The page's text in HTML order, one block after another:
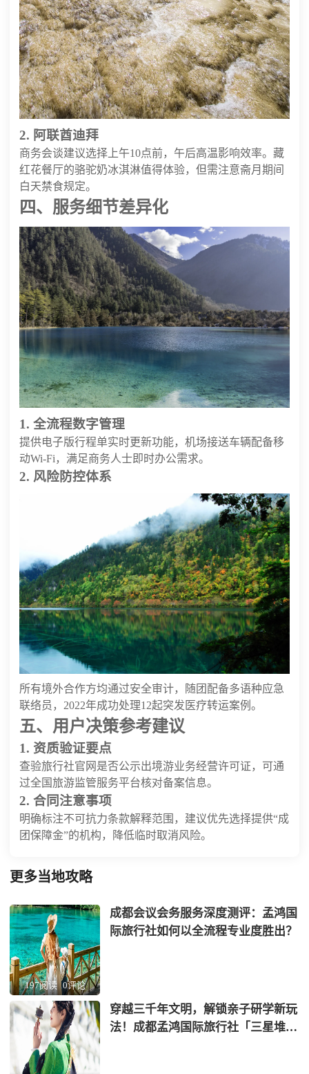
2. 阿联酋迪拜
商务会谈建议选择上午10点前，午后高温影响效率。藏
红花餐厅的骆驼奶冰淇淋值得体验，但需注意斋月期间
白天禁食规定。
四、服务细节差异化
1. 全流程数字管理
提供电子版行程单实时更新功能，机场接送车辆配备移
动Wi-Fi，满足商务人士即时办公需求。
2. 风险防控体系
所有境外合作方均通过安全审计，随团配备多语种应急
联络员，2022年成功处理12起突发医疗转运案例。
五、用户决策参考建议
1. 资质验证要点
查验旅行社官网是否公示出境游业务经营许可证，可通
过全国旅游监管服务平台核对备案信息。
2. 合同注意事项
明确标注不可抗力条款解释范围，建议优先选择提供“成
团保障金”的机构，降低临时取消风险。
更多当地攻略
197阅读 0评论
成都会议会务服务深度测评：孟鸿国
际旅行社如何以全流程专业度胜出？
穿越三千年文明，解锁亲子研学新玩
法！成都孟鸿国际旅行社「三星堆